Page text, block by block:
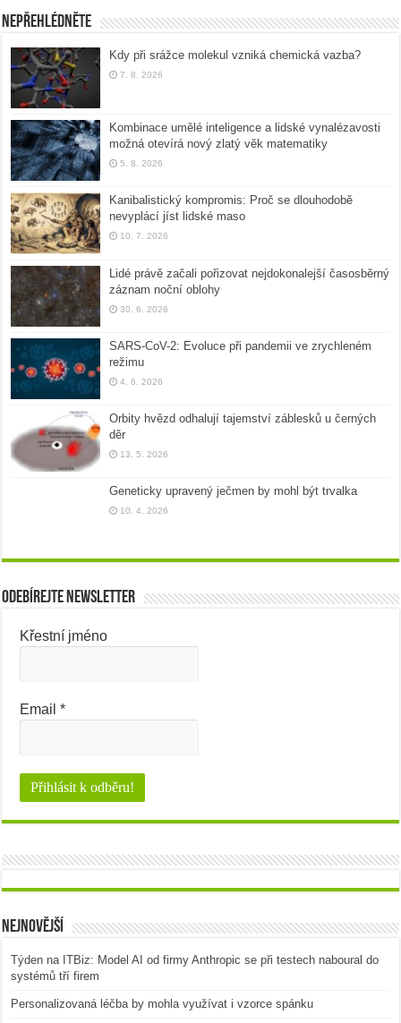
Nepřehlédněte
Kdy při srážce molekul vzniká chemická vazba?
7. 8. 2026
Kombinace umělé inteligence a lidské vynalézavosti
možná otevírá nový zlatý věk matematiky
5. 8. 2026
Kanibalistický kompromis: Proč se dlouhodobě
nevyplácí jíst lidské maso
10. 7. 2026
Lidé právě začali pořizovat nejdokonalejší časosběrný
záznam noční oblohy
30. 6. 2026
SARS-CoV-2: Evoluce při pandemii ve zrychleném
režimu
4. 6. 2026
Orbity hvězd odhalují tajemství záblesků u černých
děr
13. 5. 2026
Geneticky upravený ječmen by mohl být trvalka
10. 4. 2026
Odebírejte newsletter
Křestní jméno
Email*
Nejnovější
Týden na ITBiz: Model AI od firmy Anthropic se při testech naboural do
systémů tří firem
Personalizovaná léčba by mohla využívat i vzorce spánku